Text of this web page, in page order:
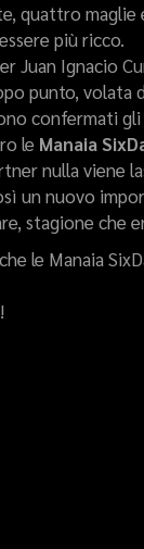
quattro
più ricco.
Juan Ignacio
punto, volata
confermati
le Manaia
nulla viene
un nuovo
stagione che
le Manaia